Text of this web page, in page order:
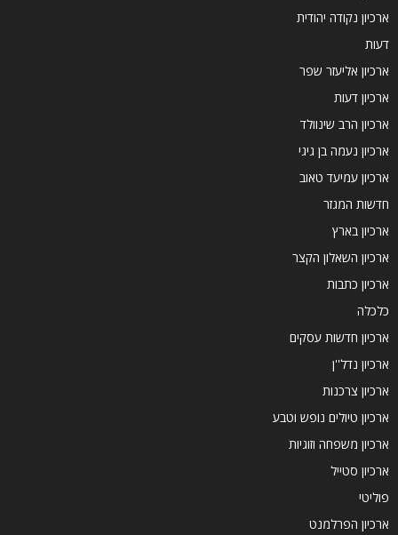
ארכיון נקודה יהודית
דעות
ארכיון אליעזר שפר
ארכיון דעות
ארכיון הרב שינוולד
ארכיון נעמה בן גיגי
ארכיון עמיעד טאוב
חדשות המגזר
ארכיון בארץ
ארכיון השאלון הקצר
ארכיון כתבות
כלכלה
ארכיון חדשות עסקים
ארכיון נדל''ן
ארכיון צרכנות
ארכיון טיולים נופש וטבע
ארכיון משפחה וזוגיות
ארכיון סטייל
פוליטי
ארכיון הפרלמנט